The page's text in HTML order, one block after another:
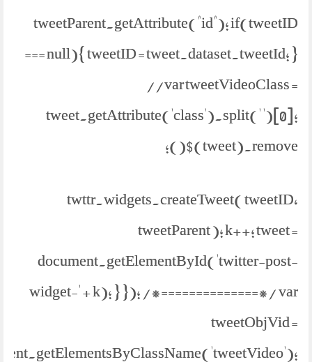
tweetParent.getAttribute("id"); if(tweetID
=== null){ tweetID = tweet.dataset.tweetId; }
//var tweetVideoClass =
tweet.getAttribute('class').split(' ')[0];
$(tweet).remove();
twttr.widgets.createTweet( tweetID,
tweetParent ); k++; tweet =
document.getElementById('twitter-post-
widget-' + k); } }); /*==============*/ var
tweetObjVid =